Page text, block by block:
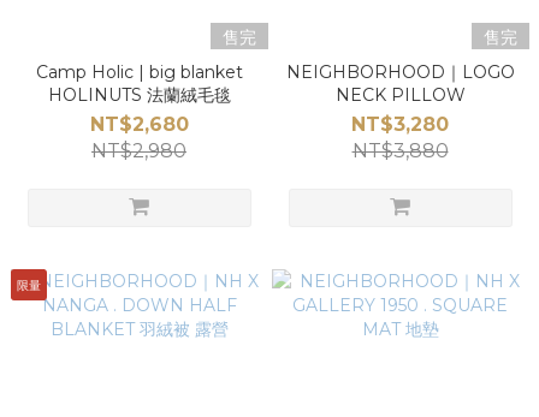
售完
Camp Holic | big blanket
HOLINUTS 法蘭絨毛毯
NT$2,680
NT$2,980
售完
NEIGHBORHOOD｜LOGO
NECK PILLOW
NT$3,280
NT$3,880
限量